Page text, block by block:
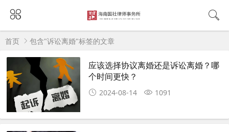
首页 包含"诉讼离婚"标签的文章
应该选择协议离婚还是诉讼离婚？哪
个时间更快？
2024-08-14 1091